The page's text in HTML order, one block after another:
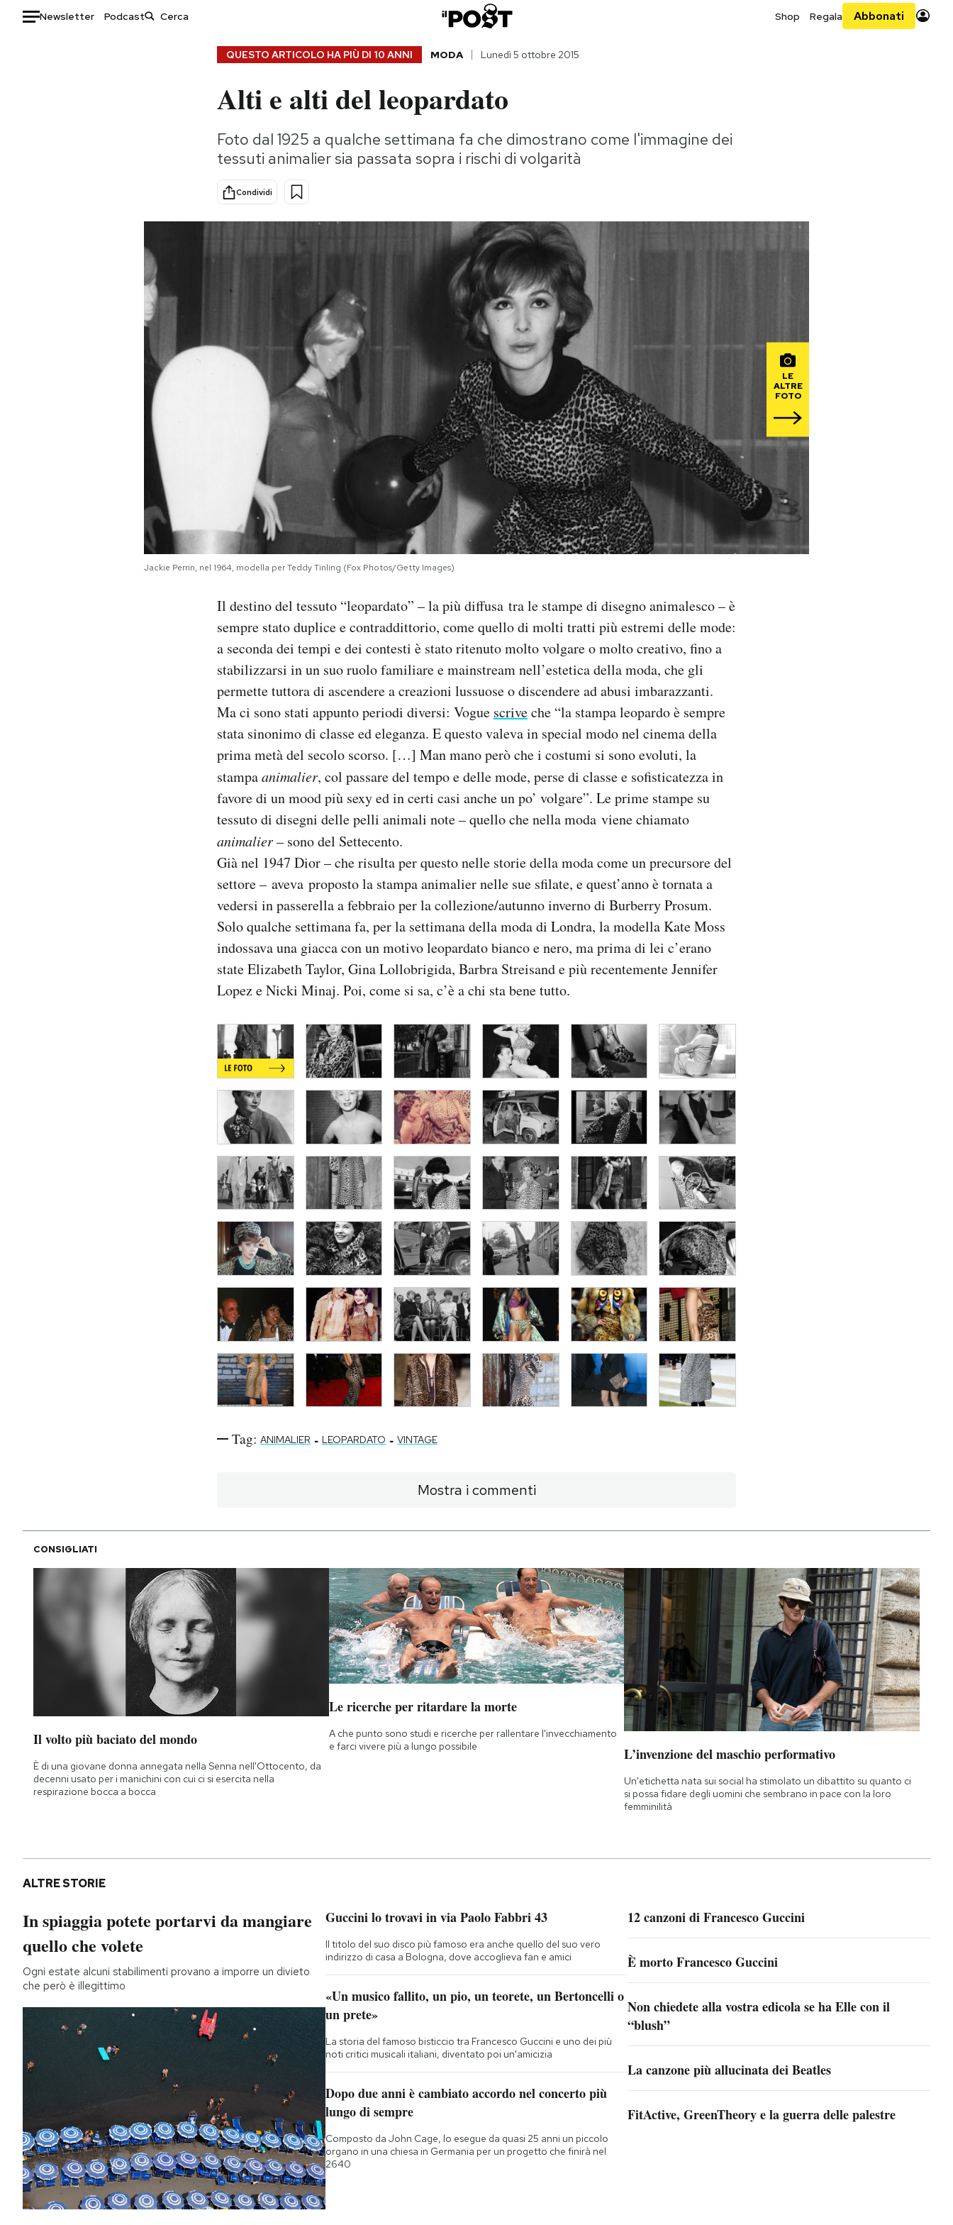
Newsletter Podcast Shop Regala Abbonati
Consumismi
Storie/Idee
Ok Boomer!
Media
Altrecose
QUESTO ARTICOLO HA PIÙ DI 10 ANNI MODA Lunedì 5 ottobre 2015
Alti e alti del leopardato
Foto dal 1925 a qualche settimana fa che dimostrano come l'immagine dei
tessuti animalier sia passata sopra i rischi di volgarità
Condividi
LE
ALTRE
FOTO
Jackie Perrin, nel 1964, modella per Teddy Tinling (Fox Photos/Getty Images)
Il destino del tessuto “leopardato” – la più diffusa tra le stampe di disegno animalesco – è
sempre stato duplice e contraddittorio, come quello di molti tratti più estremi delle mode:
a seconda dei tempi e dei contesti è stato ritenuto molto volgare o molto creativo, fino a
stabilizzarsi in un suo ruolo familiare e mainstream nell’estetica della moda, che gli
permette tuttora di ascendere a creazioni lussuose o discendere ad abusi imbarazzanti.
Ma ci sono stati appunto periodi diversi: Vogue scriveche “la stampa leopardo è sempre
stata sinonimo di classe ed eleganza. E questo valeva in special modo nel cinema della
prima metà del secolo scorso. […] Man mano però che i costumi si sono evoluti, la
stampaanimalier, col passare del tempo e delle mode, perse di classe e sofisticatezza in
favore di un mood più sexy ed in certi casi anche un po’ volgare”. Le prime stampe su
tessuto di disegni delle pelli animali note – quello che nella moda viene chiamato
animalier– sono del Settecento.
Già nel 1947 Dior – che risulta per questo nelle storie della moda come un precursore del
settore – aveva proposto la stampa animalier nelle sue sfilate, e quest’anno è tornata a
vedersi in passerella a febbraio per la collezione/autunno inverno di Burberry Prosum.
Solo qualche settimana fa, per la settimana della moda di Londra, la modella Kate Moss
indossava una giacca con un motivo leopardato bianco e nero, ma prima di lei c’erano
state Elizabeth Taylor, Gina Lollobrigida, Barbra Streisand e più recentemente Jennifer
Lopez e Nicki Minaj. Poi, come si sa, c’è a chi sta bene tutto.
Tag: ANIMALIER - LEOPARDATO - VINTAGE
Mostra i commenti
CONSIGLIATI
Il volto più baciato del mondo
È di una giovane donna annegata nella Senna nell'Ottocento, da
decenni usato per i manichini con cui ci si esercita nella
respirazione bocca a bocca
Le ricerche per ritardare la morte
A che punto sono studi e ricerche per rallentare l'invecchiamento
e farci vivere più a lungo possibile
L’invenzione del maschio performativo
Un'etichetta nata sui social ha stimolato un dibattito su quanto ci
si possa fidare degli uomini che sembrano in pace con la loro
femminilità
ALTRE STORIE
In spiaggia potete portarvi da mangiare
quello che volete
Ogni estate alcuni stabilimenti provano a imporre un divieto
che però è illegittimo
Guccini lo trovavi in via Paolo Fabbri 43
Il titolo del suo disco più famoso era anche quello del suo vero
indirizzo di casa a Bologna, dove accoglieva fan e amici
«Un musico fallito, un pio, un teorete, un Bertoncelli o
un prete»
La storia del famoso bisticcio tra Francesco Guccini e uno dei più
noti critici musicali italiani, diventato poi un'amicizia
Dopo due anni è cambiato accordo nel concerto più
lungo di sempre
Composto da John Cage, lo esegue da quasi 25 anni un piccolo
organo in una chiesa in Germania per un progetto che finirà nel
2640
12 canzoni di Francesco Guccini
È morto Francesco Guccini
Non chiedete alla vostra edicola se ha Elle con il
“blush”
La canzone più allucinata dei Beatles
FitActive, GreenTheory e la guerra delle palestre